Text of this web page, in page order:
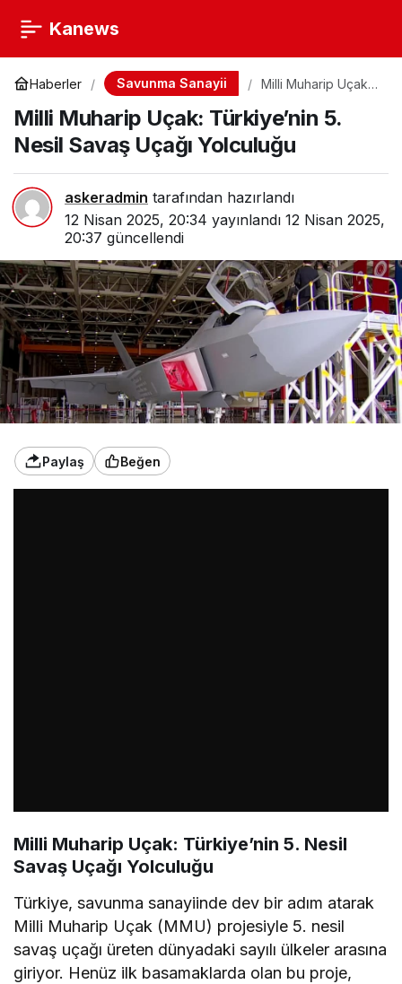
Kanews
Haberler Savunma Sanayii
Milli Muharip Uçak:
Savaş Uçağı
Yolculuğu
Milli Muharip Uçak: Türkiye’nin 5.
Nesil Savaş Uçağı Yolculuğu
askeradmin tarafından hazırlandı
12 Nisan 2025, 20:34 yayınlandı 12 Nisan 2025,
20:37 güncellendi
Paylaş Beğen
Milli Muharip Uçak: Türkiye’nin 5. Nesil
Savaş Uçağı Yolculuğu
Türkiye, savunma sanayiinde dev bir adım atarak
Milli Muharip Uçak (MMU) projesiyle 5. nesil
savaş uçağı üreten dünyadaki sayılı ülkeler arasına
giriyor. Henüz ilk basamaklarda olan bu proje,